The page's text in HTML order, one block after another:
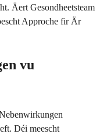
Äert Gesondheetsteam
Approche fir Är
vu
Déi meescht